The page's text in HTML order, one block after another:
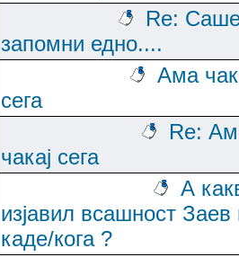
Re:
запомни едно....
Ама
сега
Re:
чакај сега
А
изјавил всашност Заев
каде/кога ?